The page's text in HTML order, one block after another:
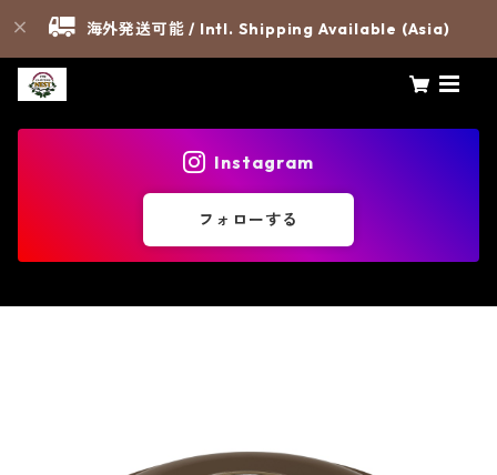
海外発送可能 / Intl. Shipping Available (Asia)
Instagram
フォローする